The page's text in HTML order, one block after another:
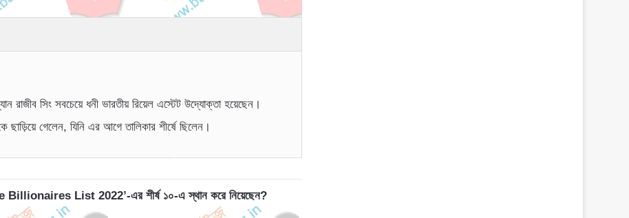
রাজীব সিং সবচেয়ে ধনী ভারতীয় রিয়েল এস্টেট উদ্যোক্তা হয়েছেন।
গেলেন, যিনি এর আগে তালিকার শীর্ষে ছিলেন।
List 2022’-এর শীর্ষ ১০-এ স্থান করে নিয়েছেন?